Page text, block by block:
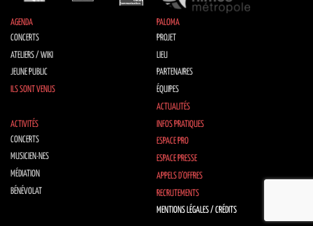
AGENDA
CONCERTS
ATELIERS / WIKI
JEUNE PUBLIC
ILS SONT VENUS
PALOMA
PROJET
LIEU
PARTENAIRES
ÉQUIPES
ACTUALITÉS
ACTIVITÉS
CONCERTS
MUSICIEN·NES
MÉDIATION
BÉNÉVOLAT
INFOS PRATIQUES
ESPACE PRO
ESPACE PRESSE
APPELS D’OFFRES
RECRUTEMENTS
MENTIONS LÉGALES / CRÉDITS